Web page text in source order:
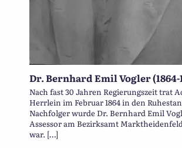
Dr. Bernhard Emil Vogler (1864-
Nach fast 30 Jahren Regierungszeit trat
Herrlein im Februar 1864 in den
Nachfolger wurde Dr. Bernhard Emil
Assessor am Bezirksamt
war. […]